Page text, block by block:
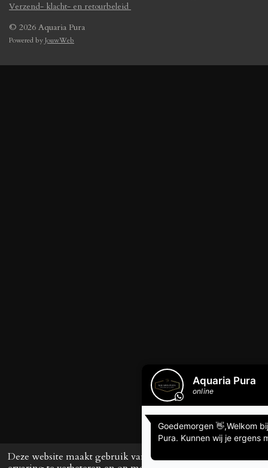
Deze website maakt gebruik van cookies om uw
Verzend- klacht- en retourbeleid
© 2026 Aquaria Pura
Powered byJouwWeb